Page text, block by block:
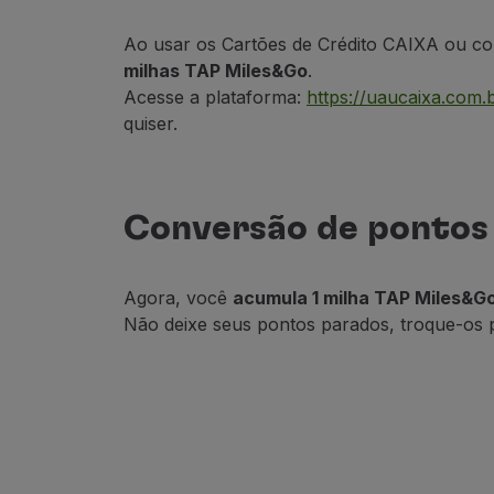
Parceiros
Club TAP Miles&Go
Promoções e Ofertas
Central de ajuda
Informações úteis
Reembolsos
Bagagem perdida / danificada
Voo atrasado / cancelado
Ao usar os Cartões de Crédito CAIXA ou
milhas TAP Miles&Go.
Acesse a plataforma: https://
quiser.
Conversão de
Agora, você acumula 1 milha TAP
Não deixe seus pontos parados, troque-os